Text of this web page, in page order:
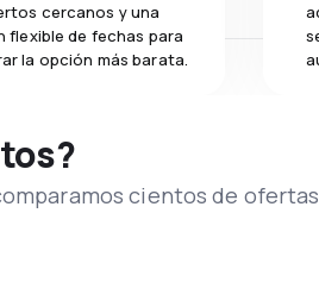
cercanos y una
flexible de fechas para
la opción más barata.
cientos de